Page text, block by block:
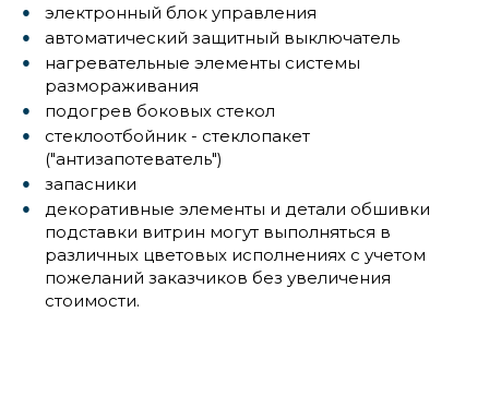
электронный блок управления
автоматический защитный выключатель
нагревательные элементы системы
размораживания
подогрев боковых стекол
стеклоотбойник - стеклопакет
("антизапотеватель")
запасники
декоративные элементы и детали обшивки
подставки витрин могут выполняться в
различных цветовых исполнениях с учетом
пожеланий заказчиков без увеличения
стоимости.